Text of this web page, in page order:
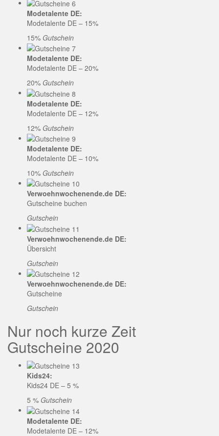
Modetalente DE:
Modetalente DE – 15%
15% Gutschein
Modetalente DE:
Modetalente DE – 20%
20% Gutschein
Modetalente DE:
Modetalente DE – 12%
12% Gutschein
Modetalente DE:
Modetalente DE – 10%
10% Gutschein
Verwoehnwochenende.de DE:
Gutscheine buchen
Gutschein
Verwoehnwochenende.de DE:
Übersicht
Gutschein
Verwoehnwochenende.de DE:
Gutscheine
Gutschein
Nur noch kurze Zeit
Gutscheine 2020
Kids24:
Kids24 DE – 5 %
5 % Gutschein
Modetalente DE:
Modetalente DE – 12%